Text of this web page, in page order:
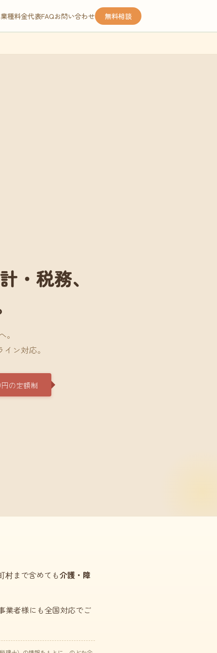
種料金代表FAQお問い合わせ 無料相談
・税務、
。
ン対応。
の定額制
村まで含めても介護・障
業者様にも全国対応でご